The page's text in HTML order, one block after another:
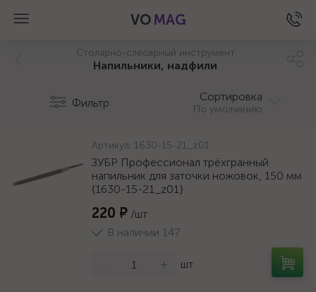
VO MAG
Столярно-слесарный инструмент
Напильники, надфили
Фильтр Сортировка
По умолчанию
Артикул: 1630-15-21_z01
ЗУБР Профессионал трёхгранный
напильник для заточки ножовок, 150 мм
{1630-15-21_z01}
220 ₽ /шт
В наличии 147
+ шт